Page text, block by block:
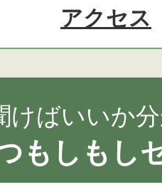
アクセス
けばいいか
もしもし